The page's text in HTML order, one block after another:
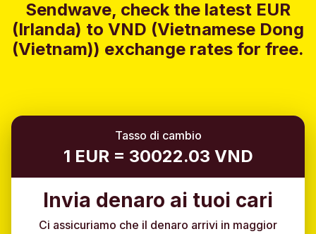
Sendwave, check the latest EUR
(Irlanda) to VND (Vietnamese Dong
(Vietnam)) exchange rates for free.
Tasso di cambio
1 EUR = 30022.03 VND
Invia denaro ai tuoi cari
Ci assicuriamo che il denaro arrivi in maggior